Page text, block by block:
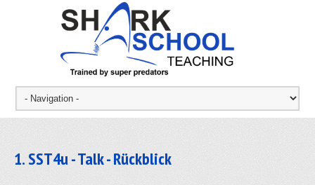
1. SST4u - Talk - Rückblick